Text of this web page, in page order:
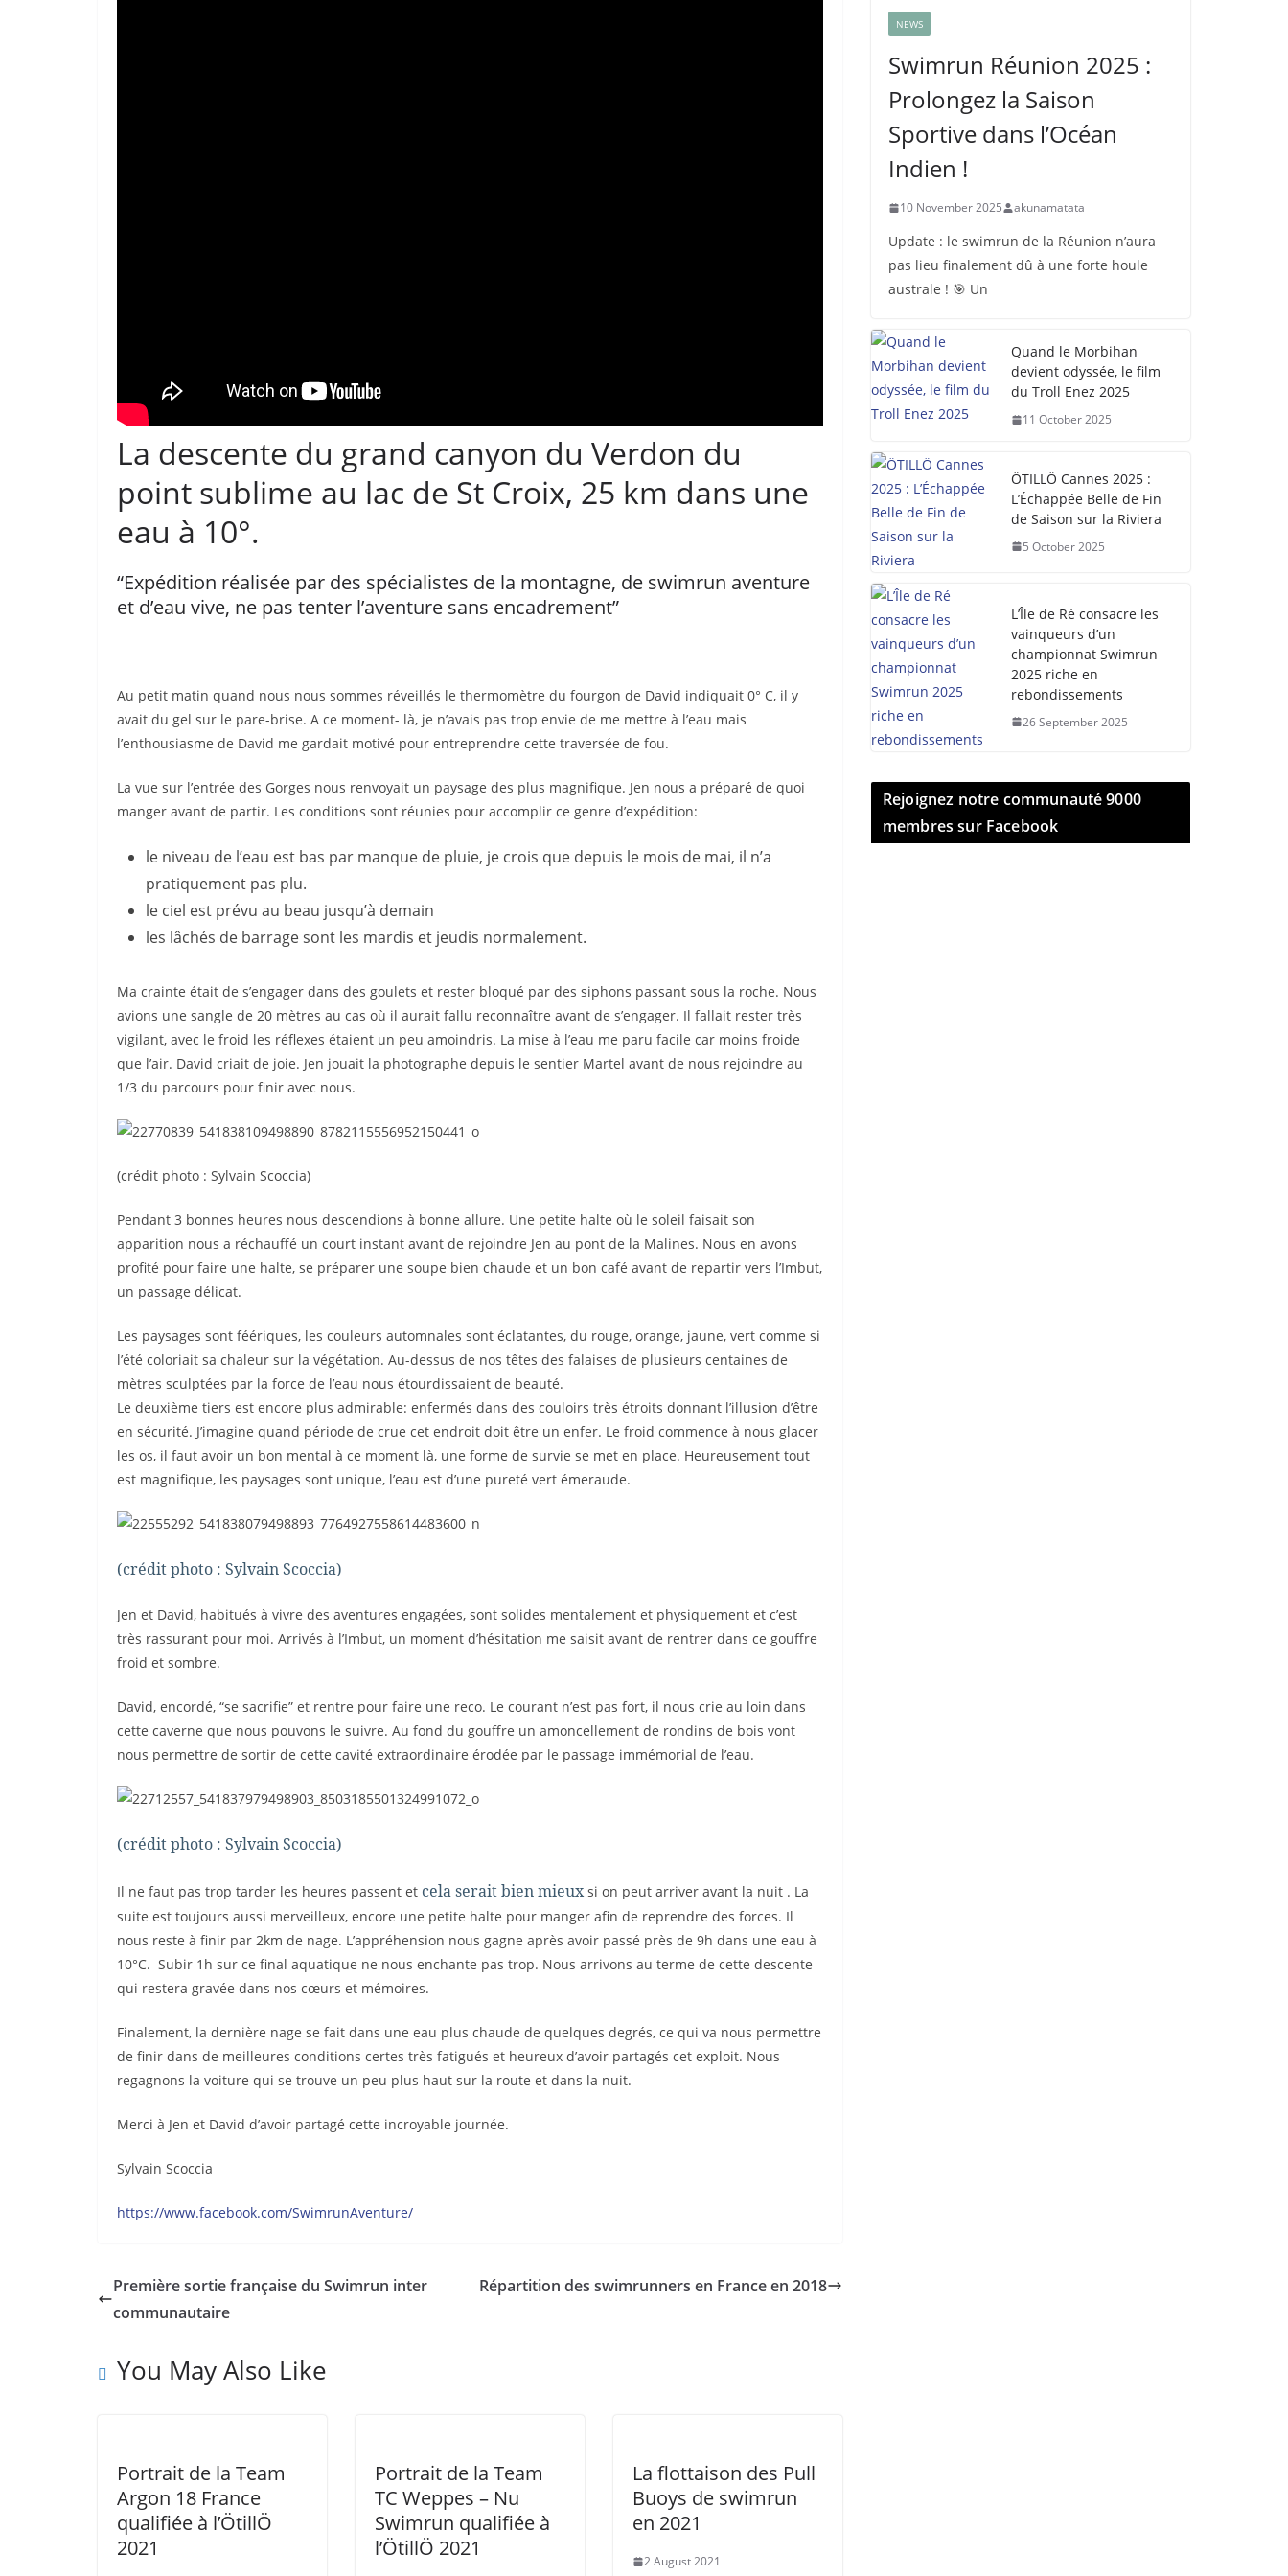
La descente du grand canyon du Verdon du
point sublime au lac de St Croix, 25 km dans une
eau à 10°.
“Expédition réalisée par des spécialistes de la montagne, de swimrun aventure
et d’eau vive, ne pas tenter l’aventure sans encadrement”
Au petit matin quand nous nous sommes réveillés le thermomètre du fourgon de David indiquait 0° C, il y
avait du gel sur le pare-brise. A ce moment- là, je n’avais pas trop envie de me mettre à l’eau mais
l’enthousiasme de David me gardait motivé pour entreprendre cette traversée de fou.
La vue sur l’entrée des Gorges nous renvoyait un paysage des plus magnifique. Jen nous a préparé de quoi
manger avant de partir. Les conditions sont réunies pour accomplir ce genre d’expédition:
le niveau de l’eau est bas par manque de pluie, je crois que depuis le mois de mai, il n’a
pratiquement pas plu.
le ciel est prévu au beau jusqu’à demain
les lâchés de barrage sont les mardis et jeudis normalement.
Ma crainte était de s’engager dans des goulets et rester bloqué par des siphons passant sous la roche. Nous
avions une sangle de 20 mètres au cas où il aurait fallu reconnaître avant de s’engager. Il fallait rester très
vigilant, avec le froid les réflexes étaient un peu amoindris. La mise à l’eau me paru facile car moins froide
que l’air. David criait de joie. Jen jouait la photographe depuis le sentier Martel avant de nous rejoindre au
1/3 du parcours pour finir avec nous.
(crédit photo : Sylvain Scoccia)
Pendant 3 bonnes heures nous descendions à bonne allure. Une petite halte où le soleil faisait son
apparition nous a réchauffé un court instant avant de rejoindre Jen au pont de la Malines. Nous en avons
profité pour faire une halte, se préparer une soupe bien chaude et un bon café avant de repartir vers l’Imbut,
un passage délicat.
Les paysages sont féériques, les couleurs automnales sont éclatantes, du rouge, orange, jaune, vert comme si
l’été coloriait sa chaleur sur la végétation. Au-dessus de nos têtes des falaises de plusieurs centaines de
mètres sculptées par la force de l’eau nous étourdissaient de beauté.
Le deuxième tiers est encore plus admirable: enfermés dans des couloirs très étroits donnant l’illusion d’être
en sécurité. J’imagine quand période de crue cet endroit doit être un enfer. Le froid commence à nous glacer
les os, il faut avoir un bon mental à ce moment là, une forme de survie se met en place. Heureusement tout
est magnifique, les paysages sont unique, l’eau est d’une pureté vert émeraude.
(crédit photo : Sylvain Scoccia)
Jen et David, habitués à vivre des aventures engagées, sont solides mentalement et physiquement et c’est
très rassurant pour moi. Arrivés à l’Imbut, un moment d’hésitation me saisit avant de rentrer dans ce gouffre
froid et sombre.
David, encordé, “se sacrifie” et rentre pour faire une reco. Le courant n’est pas fort, il nous crie au loin dans
cette caverne que nous pouvons le suivre. Au fond du gouffre un amoncellement de rondins de bois vont
nous permettre de sortir de cette cavité extraordinaire érodée par le passage immémorial de l’eau.
(crédit photo : Sylvain Scoccia)
Il ne faut pas trop tarder les heures passent et cela serait bien mieuxsi on peut arriver avant la nuit . La
suite est toujours aussi merveilleux, encore une petite halte pour manger afin de reprendre des forces. Il
nous reste à finir par 2km de nage. L’appréhension nous gagne après avoir passé près de 9h dans une eau à
10°C. Subir 1h sur ce final aquatique ne nous enchante pas trop. Nous arrivons au terme de cette descente
qui restera gravée dans nos cœurs et mémoires.
Finalement, la dernière nage se fait dans une eau plus chaude de quelques degrés, ce qui va nous permettre
de finir dans de meilleures conditions certes très fatigués et heureux d’avoir partagés cet exploit. Nous
regagnons la voiture qui se trouve un peu plus haut sur la route et dans la nuit.
Merci à Jen et David d’avoir partagé cette incroyable journée.
Sylvain Scoccia
https://www.facebook.com/SwimrunAventure/
Première sortie française du Swimrun inter
communautaire
Répartition des swimrunners en France en 2018
You May Also Like
Portrait de la Team
Argon 18 France
qualifiée à l’ÖtillÖ
2021
Portrait de la Team
TC Weppes – Nu
Swimrun qualifiée à
l’ÖtillÖ 2021
La flottaison des Pull
Buoys de swimrun
en 2021
2 August 2021
NEWS
Swimrun Réunion 2025 :
Prolongez la Saison
Sportive dans l’Océan
Indien !
10 November 2025 akunamatata
Update : le swimrun de la Réunion n’aura
pas lieu finalement dû à une forte houle
australe ! 🎯 Un
Quand le Morbihan
devient odyssée, le film
du Troll Enez 2025
11 October 2025
ÖTILLÖ Cannes 2025 :
L’Échappée Belle de Fin
de Saison sur la Riviera
5 October 2025
L’Île de Ré consacre les
vainqueurs d’un
championnat Swimrun
2025 riche en
rebondissements
26 September 2025
Rejoignez notre communauté 9000
membres sur Facebook